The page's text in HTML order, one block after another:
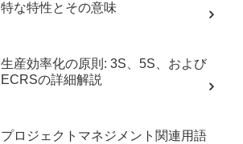
特な特性とその意味
生産効率化の原則: 3S、5S、および
ECRSの詳細解説
プロジェクトマネジメント関連用語